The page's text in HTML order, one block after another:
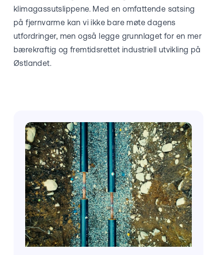
klimagassutslippene. Med en omfattende satsing
på fjernvarme kan vi ikke bare møte dagens
utfordringer, men også legge grunnlaget for en mer
bærekraftig og fremtidsrettet industriell utvikling på
Østlandet.